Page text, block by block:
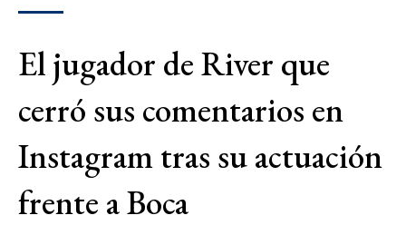
El jugador de River que
cerró sus comentarios en
Instagram tras su actuación
frente a Boca